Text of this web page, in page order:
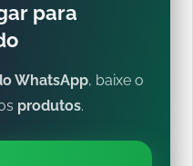
para
WhatsApp, baixe o
produtos.